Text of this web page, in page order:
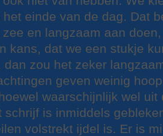
einde van de dag. Dat
en langzaam aan
kans, dat we een stukje
dan zou het zeker
geven weinig
waarschijnlijk wel uit
schrijf is inmiddels
volstrekt ijdel is. Er is